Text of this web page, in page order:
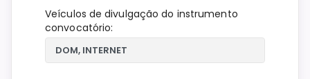
Veículos de divulgação do instrumento
convocatório: